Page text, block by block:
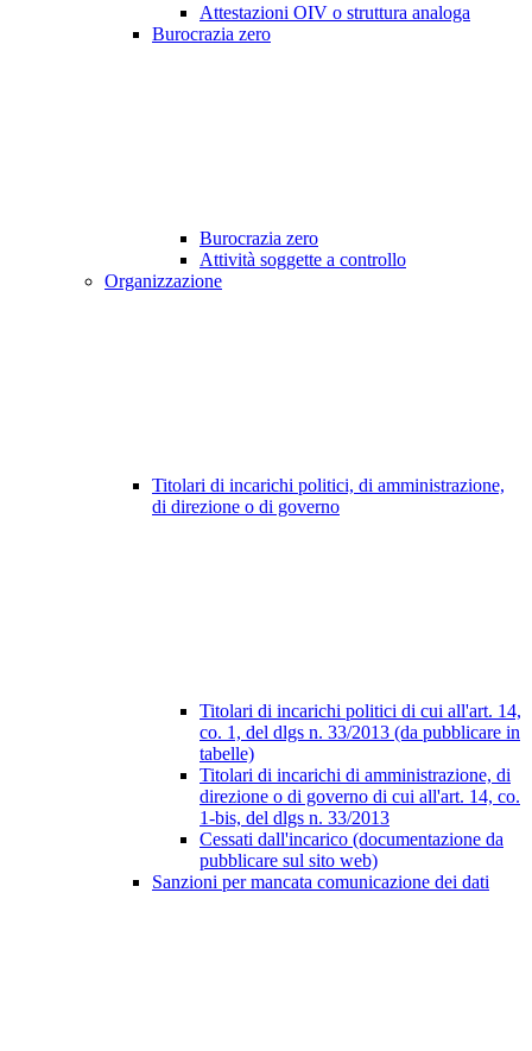
Attestazioni OIV o struttura analoga
Burocrazia zero
Burocrazia zero
Attività soggette a controllo
Organizzazione
Titolari di incarichi politici, di amministrazione,
di direzione o di governo
Titolari di incarichi politici di cui all'art. 14,
co. 1, del dlgs n. 33/2013 (da pubblicare in
tabelle)
Titolari di incarichi di amministrazione, di
direzione o di governo di cui all'art. 14, co.
1-bis, del dlgs n. 33/2013
Cessati dall'incarico (documentazione da
pubblicare sul sito web)
Sanzioni per mancata comunicazione dei dati